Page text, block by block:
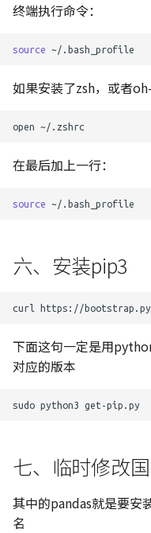
终端执行命令：
source
如果安装了zsh，或者
open
在最后加上一行：
source
六、安装pip3
curl https://
下面这句一定是用
对应的版本
sudo python3
七、临时修改
其中的pandas就是要安
名